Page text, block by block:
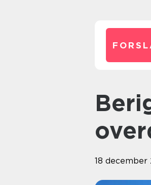
Berig din bolig med en lækker
18 december